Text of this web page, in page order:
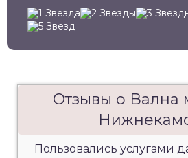
Отзывы о Вална
Пользовались услугами